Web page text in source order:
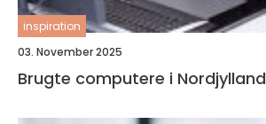
inspiration
03. November 2025
Brugte computere i Nordjylland